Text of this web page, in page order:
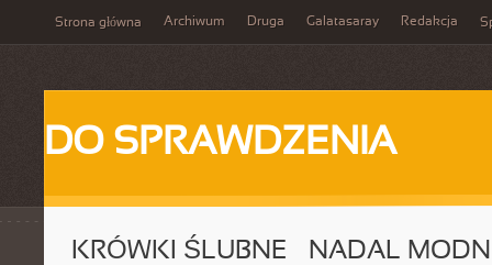
Strona główna Archiwum Druga Galatasaray Redakcja
DO SPRAWDZENIA
KRÓWKI ŚLUBNE – NADAL